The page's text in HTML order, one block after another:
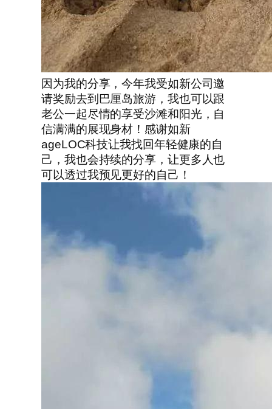
因为我的分享，今年我受如新公司邀
请奖励去到巴厘岛旅游，我也可以跟
老公一起尽情的享受沙滩和阳光，自
信满满的展现身材！感谢如新
ageLOC科技让我找回年轻健康的自
己，我也会持续的分享，让更多人也
可以透过我预见更好的自己！